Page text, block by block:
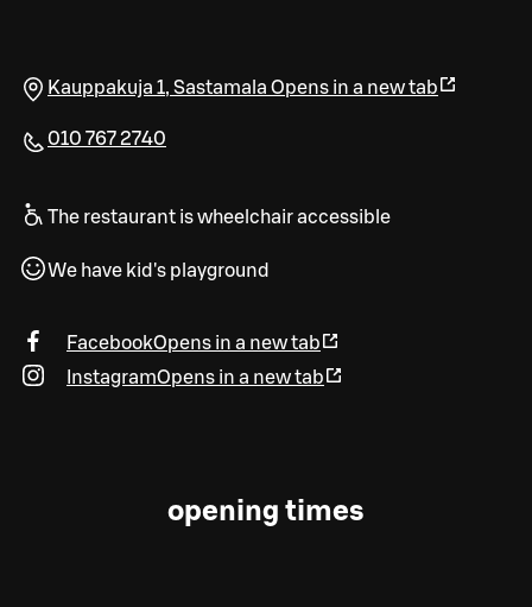
Kauppakuja 1, Sastamala Opens in a new tab
010 767 2740
The restaurant is wheelchair accessible
We have kid's playground
FacebookOpens in a new tab
InstagramOpens in a new tab
opening times